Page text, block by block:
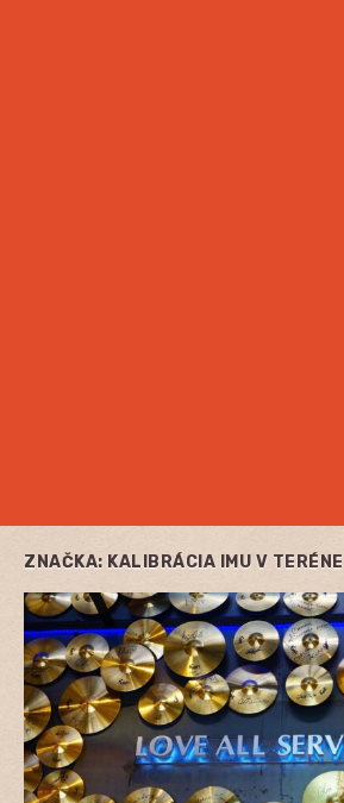
ZNAČKA: KALIBRÁCIA IMU V TERÉNE